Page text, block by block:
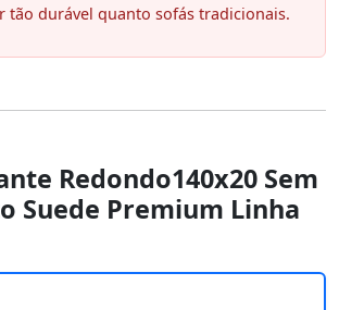
tão durável quanto sofás tradicionais.
Redondo140x20 Sem
Suede Premium Linha